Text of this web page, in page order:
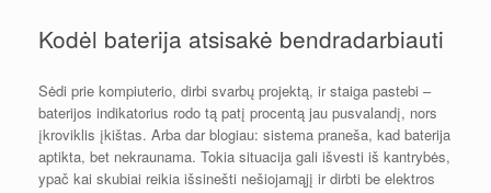
Kodėl baterija atsisakė bendradarbiauti
Sėdi prie kompiuterio, dirbi svarbų projektą, ir staiga pastebi –
baterijos indikatorius rodo tą patį procentą jau pusvalandį, nors
įkroviklis įkištas. Arba dar blogiau: sistema praneša, kad baterija
aptikta, bet nekraunama. Tokia situacija gali išvesti iš kantrybės,
ypač kai skubiai reikia išsinešti nešiojamąjį ir dirbti be elektros